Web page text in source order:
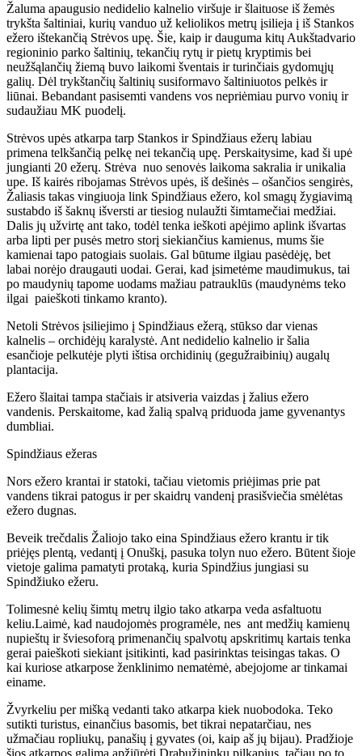
Žaluma apaugusio nedidelio kalnelio viršuje ir šlaituose iš žemės
trykšta šaltiniai, kurių vanduo už keliolikos metrų įsilieja į iš Stankos
ežero ištekančią Strėvos upę. Šie, kaip ir dauguma kitų Aukštadvario
regioninio parko šaltinių, tekančių rytų ir pietų kryptimis bei
neužšąlančių žiemą buvo laikomi šventais ir turinčiais gydomųjų
galių. Dėl trykštančių šaltinių susiformavo šaltiniuotos pelkės ir
liūnai. Bebandant pasisemti vandens vos nepriėmiau purvo vonių ir
sudaužiau MK puodelį.
Strėvos upės atkarpa tarp Stankos ir Spindžiaus ežerų labiau
primena telkšančią pelkę nei tekančią upę. Perskaitysime, kad ši upė
jungianti 20 ežerų. Strėva nuo senovės laikoma sakralia ir unikalia
upe. Iš kairės ribojamas Strėvos upės, iš dešinės – ošančios sengirės,
Žaliasis takas vingiuoja link Spindžiaus ežero, kol smagų žygiavimą
sustabdo iš šaknų išversti ar tiesiog nulaužti šimtamečiai medžiai.
Dalis jų užvirtę ant tako, todėl tenka ieškoti apėjimo aplink išvartas
arba lipti per pusės metro storį siekiančius kamienus, mums šie
kamienai tapo patogiais suolais. Gal būtume ilgiau pasėdėję, bet
labai norėjo draugauti uodai. Gerai, kad įsimetėme maudimukus, tai
po maudynių tapome uodams mažiau patrauklūs (maudynėms teko
ilgai paieškoti tinkamo kranto).
Netoli Strėvos įsiliejimo į Spindžiaus ežerą, stūkso dar vienas
kalnelis – orchidėjų karalystė. Ant nedidelio kalnelio ir šalia
esančioje pelkutėje plyti ištisa orchidinių (gegužraibinių) augalų
plantacija.
Ežero šlaitai tampa stačiais ir atsiveria vaizdas į žalius ežero
vandenis. Perskaitome, kad žalią spalvą priduoda jame gyvenantys
dumbliai.
Spindžiaus ežeras
Nors ežero krantai ir statoki, tačiau vietomis priėjimas prie pat
vandens tikrai patogus ir per skaidrų vandenį prasišviečia smėlėtas
ežero dugnas.
Beveik trečdalis Žaliojo tako eina Spindžiaus ežero krantu ir tik
priėjęs plentą, vedantį į Onuškį, pasuka tolyn nuo ežero. Būtent šioje
vietoje galima pamatyti protaką, kuria Spindžius jungiasi su
Spindžiuko ežeru.
Tolimesnė kelių šimtų metrų ilgio tako atkarpa veda asfaltuotu
keliu.Laimė, kad naudojomės programėle, nes ant medžių kamienų
nupieštų ir šviesoforą primenančių spalvotų apskritimų kartais tenka
gerai paieškoti siekiant įsitikinti, kad pasirinktas teisingas takas. O
kai kuriose atkarpose ženklinimo nematėmė, abejojome ar tinkamai
einame.
Žvyrkeliu per mišką vedanti tako atkarpa kiek nuobodoka. Teko
sutikti turistus, einančius basomis, bet tikrai nepatarčiau, nes
užmačiau ropliukų, panašių į gyvates (oi, kaip aš jų bijau). Pradžioje
šios atkarpos galima apžiūrėti Drabužininkų pilkapius, tačiau po to